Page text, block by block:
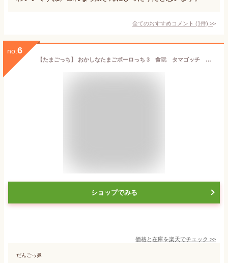
全てのおすすめコメント (1件) >
no. 6
【たまごっち】 おかしなたまごボーロっち 3 食玩 タマゴッチ ボールチェーン たまごぼーろ3
ショップでみる
価格と在庫を楽天でチェック >>
だんごっ鼻